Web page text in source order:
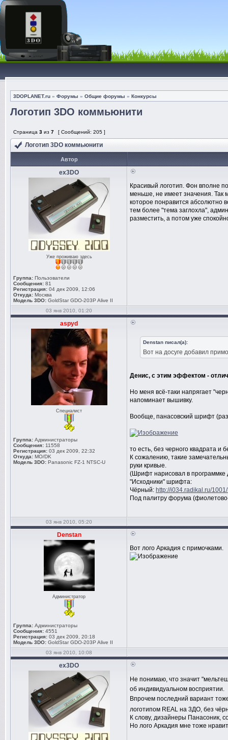
3DOPLANET.ru » Форумы » Общие форумы » Конкурсы
Логотип 3DO коммьюнити
Страница 3 из 7 [ Сообщений: 205 ]
Логотип 3DO коммьюнити
Автор
ex3DO
Уже проживаю здесь
Группа: Пользователи
Сообщения: 81
Регистрация: 04 дек 2009, 12:06
Откуда: Москва
Модель 3DO: GoldStar GDO-203P Alive II
Красивый логотип. Фон вполне
меньше, не имеет значения. Так
которое понравится абсолютно
тем более "тема заглохла",
разместить, а потом уже
03 янв 2010, 01:20
aspyd
Специалист
Группа: Администраторы
Сообщения: 11558
Регистрация: 03 дек 2009, 22:32
Откуда: MO/DK
Модель 3DO: Panasonic FZ-1 NTSC-U
Denstan писал(а):
Вот на досуге добавил
Денис, с этим эффектом -
Но меня всё-таки напрягает
напоминает вышивку.
Вообще, панасовский шрифт
то есть, без черного квадрата и
К сожалению, такие
руки кривые.
(Шрифт нарисовал в программке
"Исходники" шрифта:
Чёрный: http://i034.radikal.ru/
Под палитру форума
03 янв 2010, 05:20
Denstan
Администратор
Группа: Администраторы
Сообщения: 4551
Регистрация: 03 дек 2009, 20:18
Модель 3DO: GoldStar GDO-203P Alive II
Вот лого Аркадия с примочками.
03 янв 2010, 10:08
ex3DO
Не понимаю, что значит
об индивидуальном восприятии.
Впрочем последний вариант
логотипом REAL на 3ДО, без
К слову, дизайнеры Панасоник,
Но лого Аркадия мне тоже